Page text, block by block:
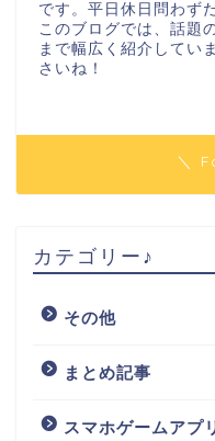
です。平日休日問わず
このブログでは、話題
まで幅広く紹介してい
さいね！
＼
カテゴリー♪
その他
まとめ記事
スマホゲームアプ